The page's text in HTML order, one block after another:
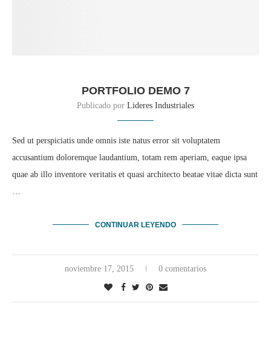
PORTFOLIO DEMO 7
Publicado por Lideres Industriales
Sed ut perspiciatis unde omnis iste natus error sit voluptatem
accusantium doloremque laudantium, totam rem aperiam, eaque ipsa
quae ab illo inventore veritatis et quasi architecto beatae vitae dicta sunt
…
CONTINUAR LEYENDO
noviembre 17, 2015 0 comentarios